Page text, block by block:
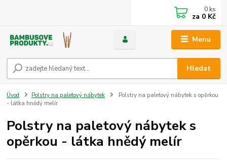
Menu
Hledat
0 ks
za 0 Kč
Úvod Polstry na paletový nábytek
Polstry na paletový nábytek s opěrkou
- látka hnědý melír
Polstry na paletový nábytek s
opěrkou - látka hnědý melír